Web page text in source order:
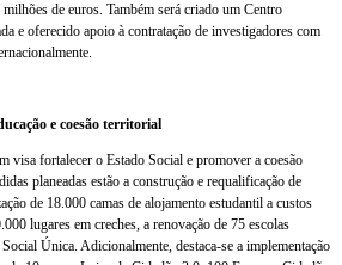
de euros. Também será criado um Centro
e oferecido apoio à contratação de investigadores com
e coesão territorial
visa fortalecer o Estado Social e promover a coesão
planeadas estão a construção e requalificação de
de 18.000 camas de alojamento estudantil a custos
lugares em creches, a renovação de 75 escolas
Única. Adicionalmente, destaca-se a implementação